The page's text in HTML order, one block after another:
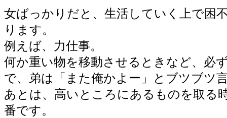
女ばっかりだと、生活していく上で困
ります。
例えば、力仕事。
何か重い物を移動させるときなど、必
で、弟は「また俺かよー」とブツブツ
あとは、高いところにあるものを取る
番です。